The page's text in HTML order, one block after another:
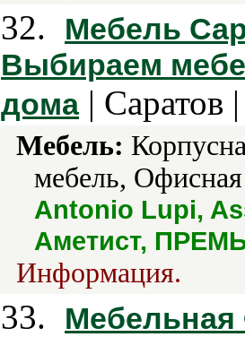
32.
Мебель
Выбираем
дома| Саратов
Мебель:
мебель,
Antonio Lupi,
Аметист,
Информация.
33.